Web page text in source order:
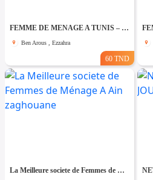
FEMME DE MENAGE A TUNIS – PAR JOUR A Ezzahra
Ben Arous , Ezzahra
60 TND
La Meilleure societe de Femmes de Ménage A Ain zaghouane